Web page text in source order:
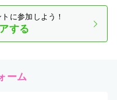
に参加しよう！
する
ーム